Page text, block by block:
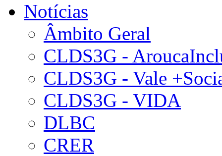
Notícias
Âmbito Geral
CLDS3G -
CLDS3G - Vale
CLDS3G - VIDA
DLBC
CRER